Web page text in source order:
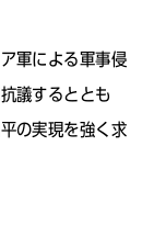
軍による軍事侵
議するととも
の実現を強く求